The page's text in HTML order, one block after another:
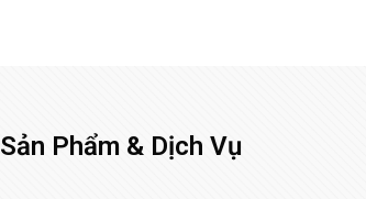
Sản Phẩm & Dịch Vụ